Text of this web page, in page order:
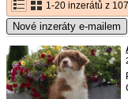
1-20 inzerátů z 107
Nové inzeráty e-mailem